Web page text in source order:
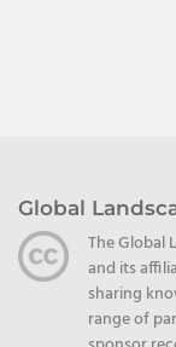
Global
The Global
and its
sharing
range of